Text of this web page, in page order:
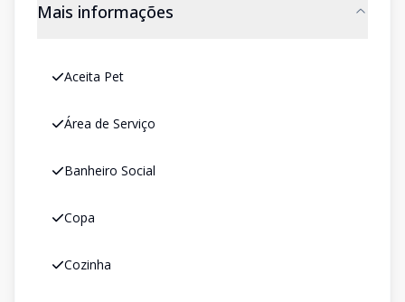
Mais informações
Aceita Pet
Área de Serviço
Banheiro Social
Copa
Cozinha